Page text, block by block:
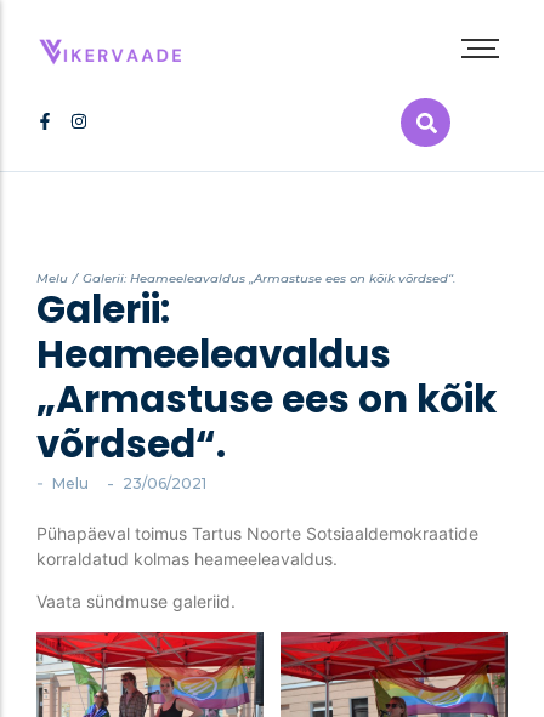
Abieluvõrdsus
Melu
Poliitika
Pride
Vikerkaarepere
Melu / Galerii: Heameeleavaldus „Armastuse ees on kõik võrdsed“.
Galerii:
Heameeleavaldus
„Armastuse ees on kõik
võrdsed“.
- Melu - 23/06/2021
Pühapäeval toimus Tartus Noorte Sotsiaaldemokraatide
korraldatud kolmas heameeleavaldus.
Vaata sündmuse galeriid.